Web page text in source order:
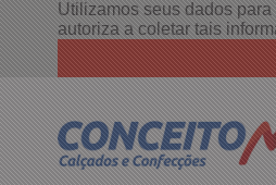
Utilizamos seus dados
autoriza a coletar tais